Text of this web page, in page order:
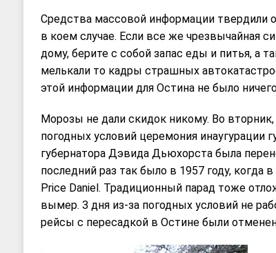
Средства массовой информации твердили
в коем случае. Если все же чрезвычайная
дому, берите с собой запас еды и питья, а
мелькали то кадры страшных
этой информации для Остина не было
Морозы не дали скидок никому. Во
погодных условий церемония инаугурации
губернатора Дэвида Дьюхорста была
последний раз так было в 1957 году, когда
Price Daniel. Традиционный парад тоже
вымер. 3 дня из-за погодных условий не
рейсы с пересадкой в Остине были